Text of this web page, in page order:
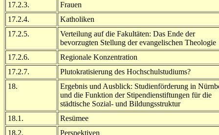
17.2.3.
Frauen
17.2.4.
Katholiken
17.2.5.
Verteilung auf die Fakultäten: Das Ende der
bevorzugten Stellung der evangelischen Theologie
17.2.6.
Regionale Konzentration
17.2.7.
Plutokratisierung des Hochschulstudiums?
18.
Ergebnis und Ausblick: Studienförderung in
und die Funktion der Stipendienstiftungen für die
städtische Sozial- und Bildungsstruktur
18.1.
Resümee
18.2.
Perspektiven